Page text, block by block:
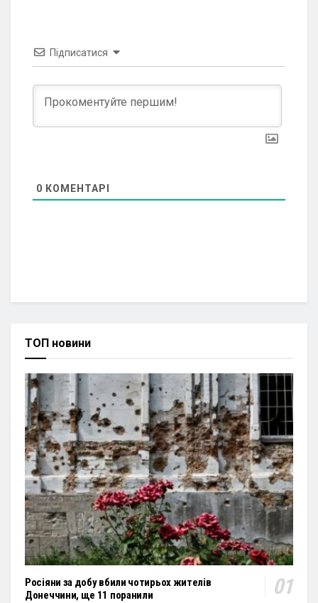
Підписатися
0 КОМЕНТАРІ
ТОП новини
Росіяни за добу вбили чотирьох жителів
Донеччини, ще 11 поранили